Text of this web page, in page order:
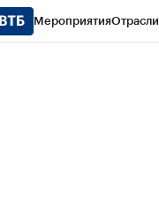
МероприятияОтрасли